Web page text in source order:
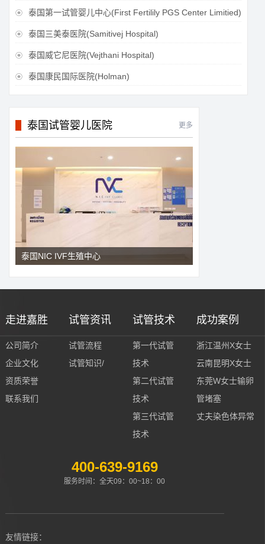
 泰国第一试管婴儿中心(First Fertilily PGS Center Limitied)
 泰国三美泰医院(Samitivej Hospital)
 泰国威它尼医院(Vejthani Hospital)
 泰国康民国际医院(Holman)
泰国试管婴儿医院 更多
泰国NIC IVF生殖中心
走进嘉胜
公司简介
企业文化
资质荣誉
联系我们
试管资讯
试管流程
试管知识/
试管技术
第一代试管
技术
第二代试管
技术
第三代试管
技术
成功案例
浙江温州X女士
云南昆明X女士
东莞W女士输卵
管堵塞
丈夫染色体异常
400-639-9169
服务时间：全天09：00~18：00
友情链接：